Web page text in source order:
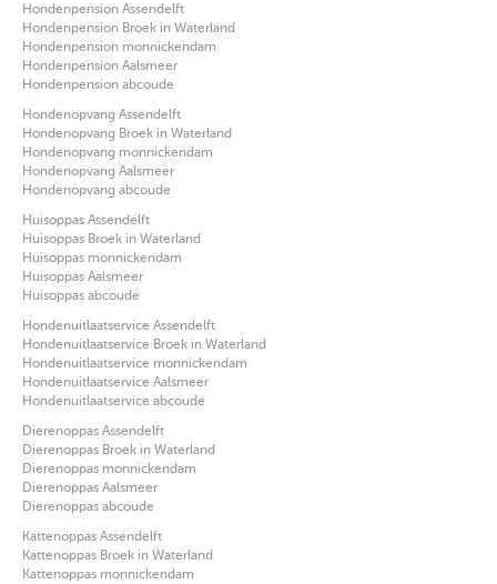
Hondenpension Assendelft
Hondenpension Broek in Waterland
Hondenpension monnickendam
Hondenpension Aalsmeer
Hondenpension abcoude
Hondenopvang Assendelft
Hondenopvang Broek in Waterland
Hondenopvang monnickendam
Hondenopvang Aalsmeer
Hondenopvang abcoude
Huisoppas Assendelft
Huisoppas Broek in Waterland
Huisoppas monnickendam
Huisoppas Aalsmeer
Huisoppas abcoude
Hondenuitlaatservice Assendelft
Hondenuitlaatservice Broek in Waterland
Hondenuitlaatservice monnickendam
Hondenuitlaatservice Aalsmeer
Hondenuitlaatservice abcoude
Dierenoppas Assendelft
Dierenoppas Broek in Waterland
Dierenoppas monnickendam
Dierenoppas Aalsmeer
Dierenoppas abcoude
Kattenoppas Assendelft
Kattenoppas Broek in Waterland
Kattenoppas monnickendam